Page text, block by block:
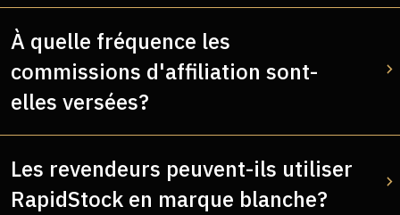
À quelle fréquence les
commissions d'affiliation sont-
elles versées?
Les revendeurs peuvent-ils utiliser
RapidStock en marque blanche?